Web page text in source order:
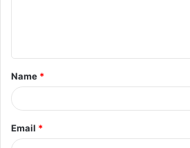
t
*
Name *
Email *